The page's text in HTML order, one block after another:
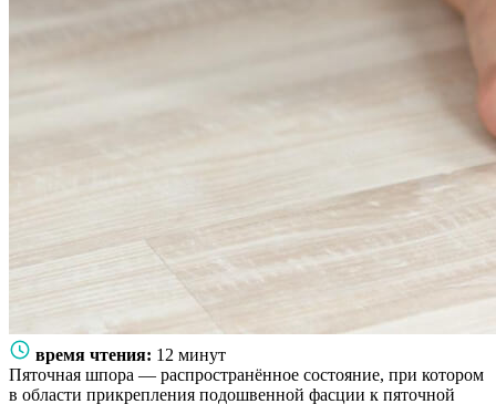
время чтения: 12 минут
Пяточная шпора — распространённое состояние, при котором
в области прикрепления подошвенной фасции к пяточной